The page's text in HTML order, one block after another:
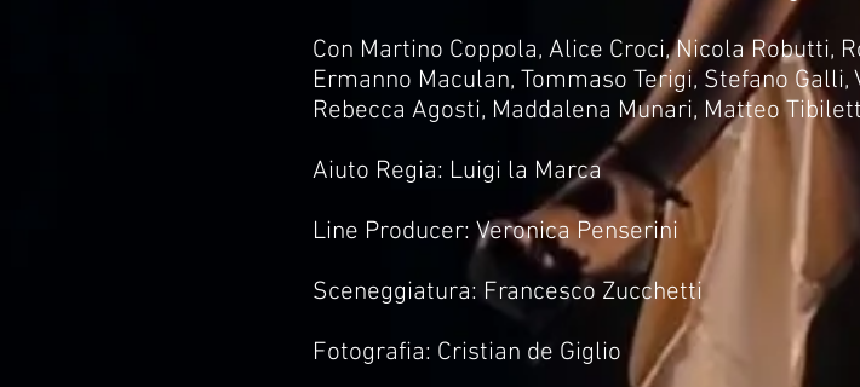
Con Martino Coppola, Alice Croci, Nicola Robutti,
Ermanno Maculan, Tommaso Terigi, Stefano
Rebecca Agosti, Maddalena Munari, Matteo
Aiuto Regia: Luigi la Marca
Line Producer: Veronica Penserini
Sceneggiatura: Francesco Zucchetti
Fotografia: Cristian de Giglio